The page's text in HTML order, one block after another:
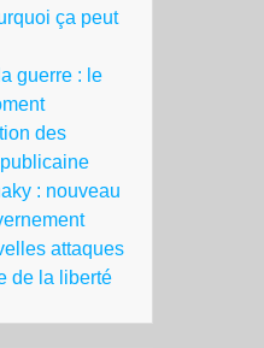
ça peut
guerre : le
des
: nouveau
attaques
de la liberté